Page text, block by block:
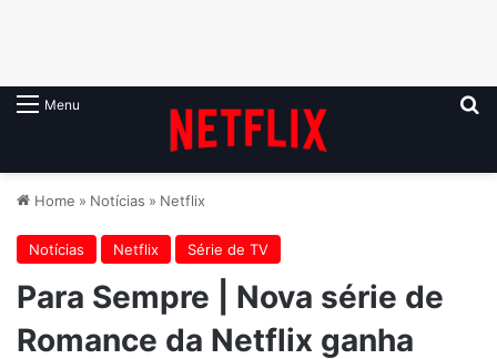
Menu
Home » Notícias » Netflix
Notícias Netflix Série de TV
Para Sempre | Nova série de
Romance da Netflix ganha